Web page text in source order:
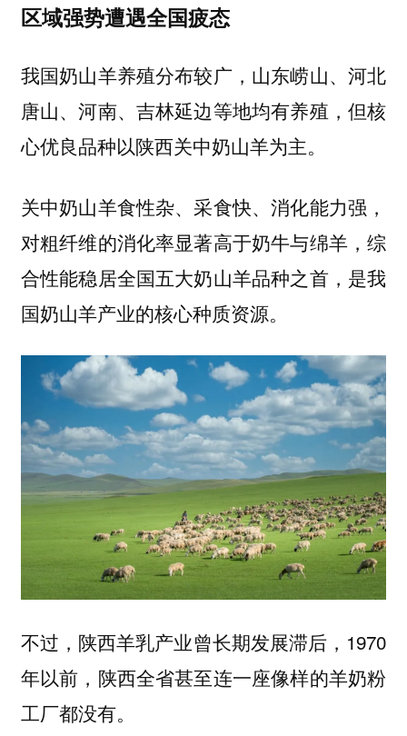
区域强势遭遇全国疲态
我国奶山羊养殖分布较广，山东崂山、河北
唐山、河南、吉林延边等地均有养殖，但核
心优良品种以陕西关中奶山羊为主。
关中奶山羊食性杂、采食快、消化能力强，
对粗纤维的消化率显著高于奶牛与绵羊，综
合性能稳居全国五大奶山羊品种之首，是我
国奶山羊产业的核心种质资源。
不过，陕西羊乳产业曾长期发展滞后，1970
年以前，陕西全省甚至连一座像样的羊奶粉
工厂都没有。